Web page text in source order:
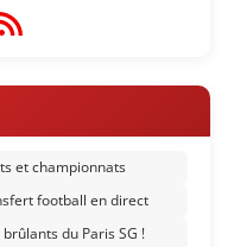
Flux RSS
et championnats
football en direct
du Paris SG !